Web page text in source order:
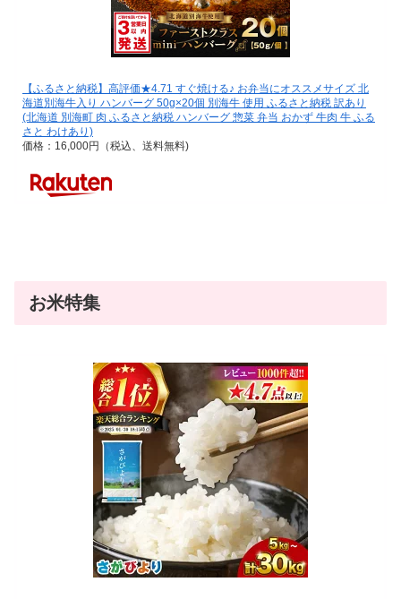
【ふるさと納税】高評価★4.71 すぐ焼ける♪ お弁当にオススメサイズ 北
海道別海牛入り ハンバーグ 50g×20個 別海牛 使用 ふるさと納税 訳あり
(北海道 別海町 肉 ふるさと納税 ハンバーグ 惣菜 弁当 おかず 牛肉 牛 ふる
さと わけあり)
価格：16,000円（税込、送料無料)
お米特集